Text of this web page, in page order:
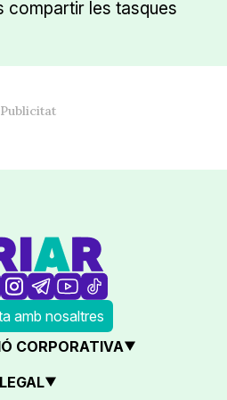
compartir les tasques
amb nosaltres
CORPORATIVA
LEGAL